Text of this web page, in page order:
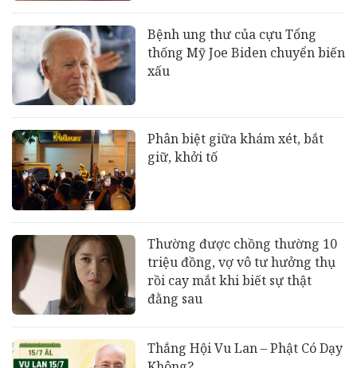
Bệnh ung thư của cựu Tổng
thống Mỹ Joe Biden chuyển biến
xấu
Phân biệt giữa khám xét, bắt
giữ, khởi tố
Thường được chồng thường 10
triệu đồng, vợ vô tư hưởng thụ
rồi cay mắt khi biết sự thật
đằng sau
Thắng Hội Vu Lan – Phật Có Dạy